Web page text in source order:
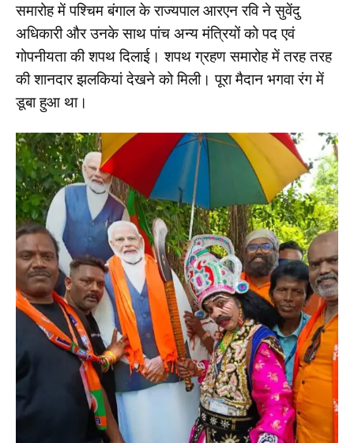
समारोह में पश्चिम बंगाल के राज्यपाल आरएन रवि ने सुवेंदु
अधिकारी और उनके साथ पांच अन्य मंत्रियों को पद एवं
गोपनीयता की शपथ दिलाई। शपथ ग्रहण समारोह में तरह तरह
की शानदार झलकियां देखने को मिली। पूरा मैदान भगवा रंग में
डूबा हुआ था।